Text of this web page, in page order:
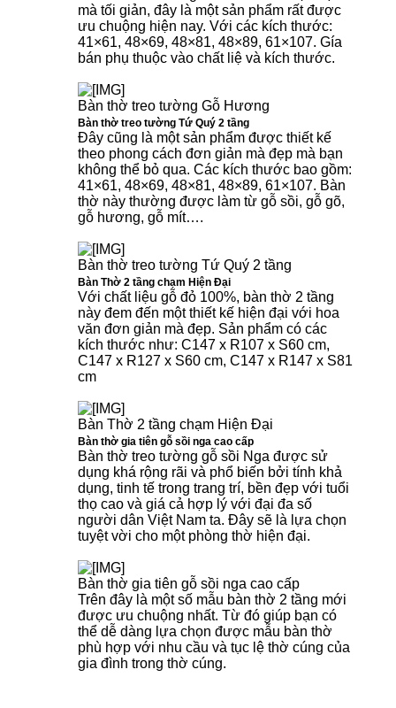
mà tối giản, đây là một sản phẩm rất được
ưu chuộng hiện nay. Với các kích thước:
41×61, 48×69, 48×81, 48×89, 61×107. Gía
bán phụ thuộc vào chất liệ và kích thước.
Bàn thờ treo tường Gỗ Hương
Bàn thờ treo tường Tứ Quý 2 tầng
Đây cũng là một sản phẩm được thiết kế
theo phong cách đơn giản mà đẹp mà bạn
không thể bỏ qua. Các kích thước bao gồm:
41×61, 48×69, 48×81, 48×89, 61×107. Bàn
thờ này thường được làm từ gỗ sồi, gỗ gõ,
gỗ hương, gỗ mít….
Bàn thờ treo tường Tứ Quý 2 tầng
Bàn Thờ 2 tầng chạm Hiện Đại
Với chất liệu gỗ đỏ 100%, bàn thờ 2 tầng
này đem đến một thiết kế hiện đại với hoa
văn đơn giản mà đẹp. Sản phẩm có các
kích thước như: C147 x R107 x S60 cm,
C147 x R127 x S60 cm, C147 x R147 x S81
cm
Bàn Thờ 2 tầng chạm Hiện Đại
Bàn thờ gia tiên gỗ sồi nga cao cấp
Bàn thờ treo tường gỗ sồi Nga được sử
dụng khá rộng rãi và phổ biến bởi tính khả
dụng, tinh tế trong trang trí, bền đẹp với tuổi
thọ cao và giá cả hợp lý với đại đa số
người dân Việt Nam ta. Đây sẽ là lựa chọn
tuyệt vời cho một phòng thờ hiện đại.
Bàn thờ gia tiên gỗ sồi nga cao cấp
Trên đây là một số mẫu bàn thờ 2 tầng mới
được ưu chuộng nhất. Từ đó giúp bạn có
thể dễ dàng lựa chọn được mẫu bàn thờ
phù hợp với nhu cầu và tục lệ thờ cúng của
gia đình trong thờ cúng.